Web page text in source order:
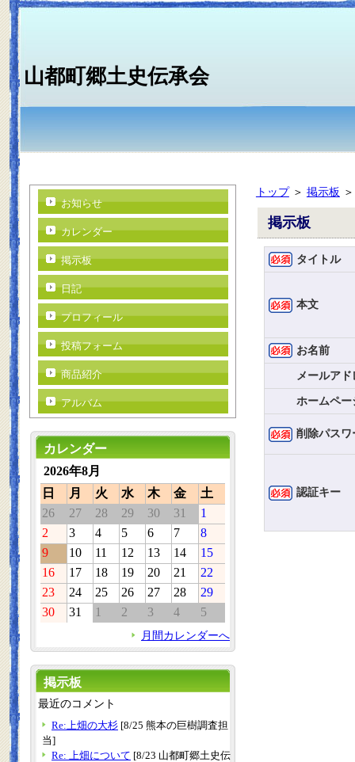
山都町郷土史伝承会
トップ＞ 掲示板
掲示板
タイトル
本文
お名前
メールアド
ホームペー
削除パスワ
認証キー
お知らせ
カレンダー
掲示板
日記
プロフィール
投稿フォーム
商品紹介
アルバム
カレンダー
2026年8月
日
月 火 水 木 金
土
26
27 28 29 30 31
1
2
3 4 5 6 7
8
9
10 11 12 13 14
15
16
17 18 19 20 21
22
23
24 25 26 27 28
29
30
31 1 2 3 4 5
月間カレンダーへ
掲示板
最近のコメント
Re:上畑の大杉 [8/25 熊本の巨樹調査担
当]
Re: 上畑について [8/23 山都町郷土史伝